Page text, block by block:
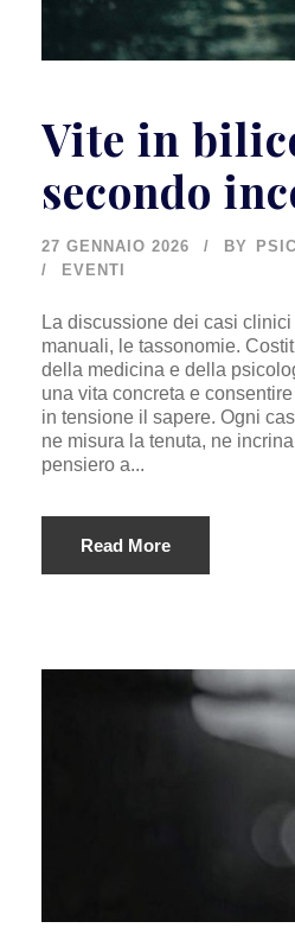
Vite in
secondo
27 GENNAIO 2026 BY
EVENTI
La discussione dei casi
manuali, le tassonomie.
della medicina e della
una vita concreta e
in tensione il sapere. Ogni
ne misura la tenuta, ne
pensiero a...
Read More